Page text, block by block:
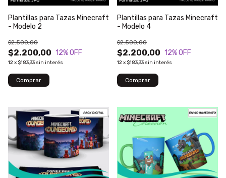
Plantillas para Tazas Minecraft
- Modelo 2
$2.200,00
$2.500,00
12% OFF
12x $183,33 sin interés
Plantillas para Tazas Minecraft
- Modelo 4
$2.200,00
$2.500,00
12% OFF
12x $183,33 sin interés